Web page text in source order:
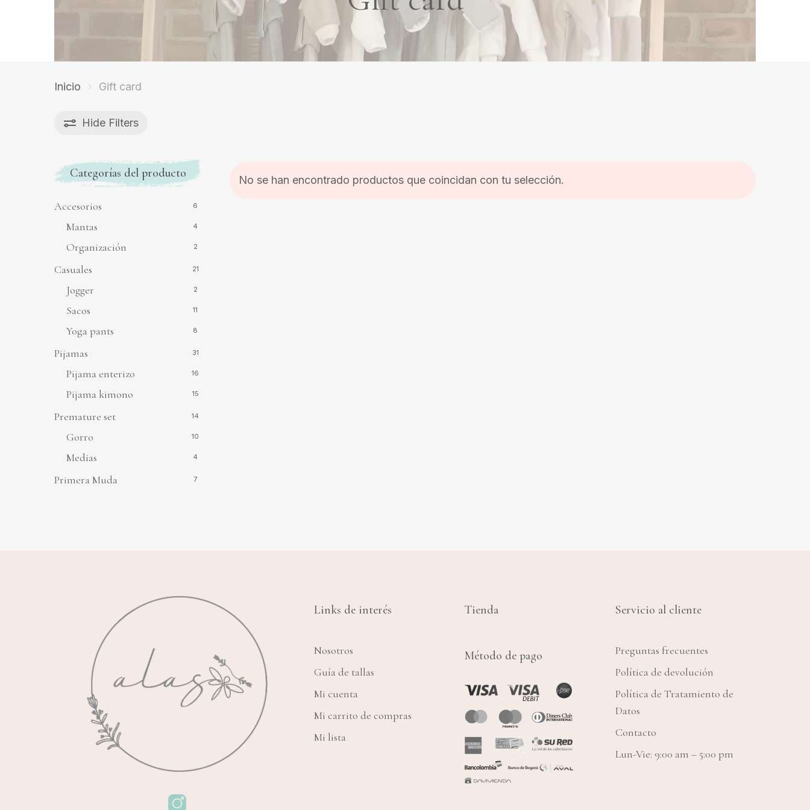
Inicio Gift card
Hide Filters
Categorías del producto
Accesorios 6
Mantas 4
Organización 2
Casuales 21
Jogger 2
Sacos 11
Yoga pants 8
Pijamas 31
Pijama enterizo 16
Pijama kimono 15
Premature set 14
Gorro 10
Medias 4
Primera Muda 7
No se han encontrado productos que coincidan con tu selección.
Links de interés
Nosotros
Guía de tallas
Mi cuenta
Mi carrito de compras
Mi lista
Tienda
Método de pago
Servicio al cliente
Preguntas frecuentes
Política de devolución
Política de Tratamiento de
Datos
Contacto
Lun-Vie: 9:00 am – 5:00 pm